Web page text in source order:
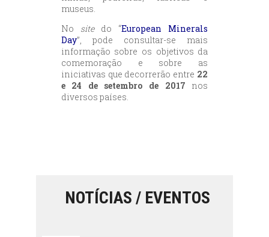
museus.
No sitedo “European Minerals
Day”, pode consultar-se mais
informação sobre os objetivos da
comemoração e sobre as
iniciativas que decorrerão entre 22
e 24 de setembro de 2017 nos
diversos países.
NOTÍCIAS / EVENTOS